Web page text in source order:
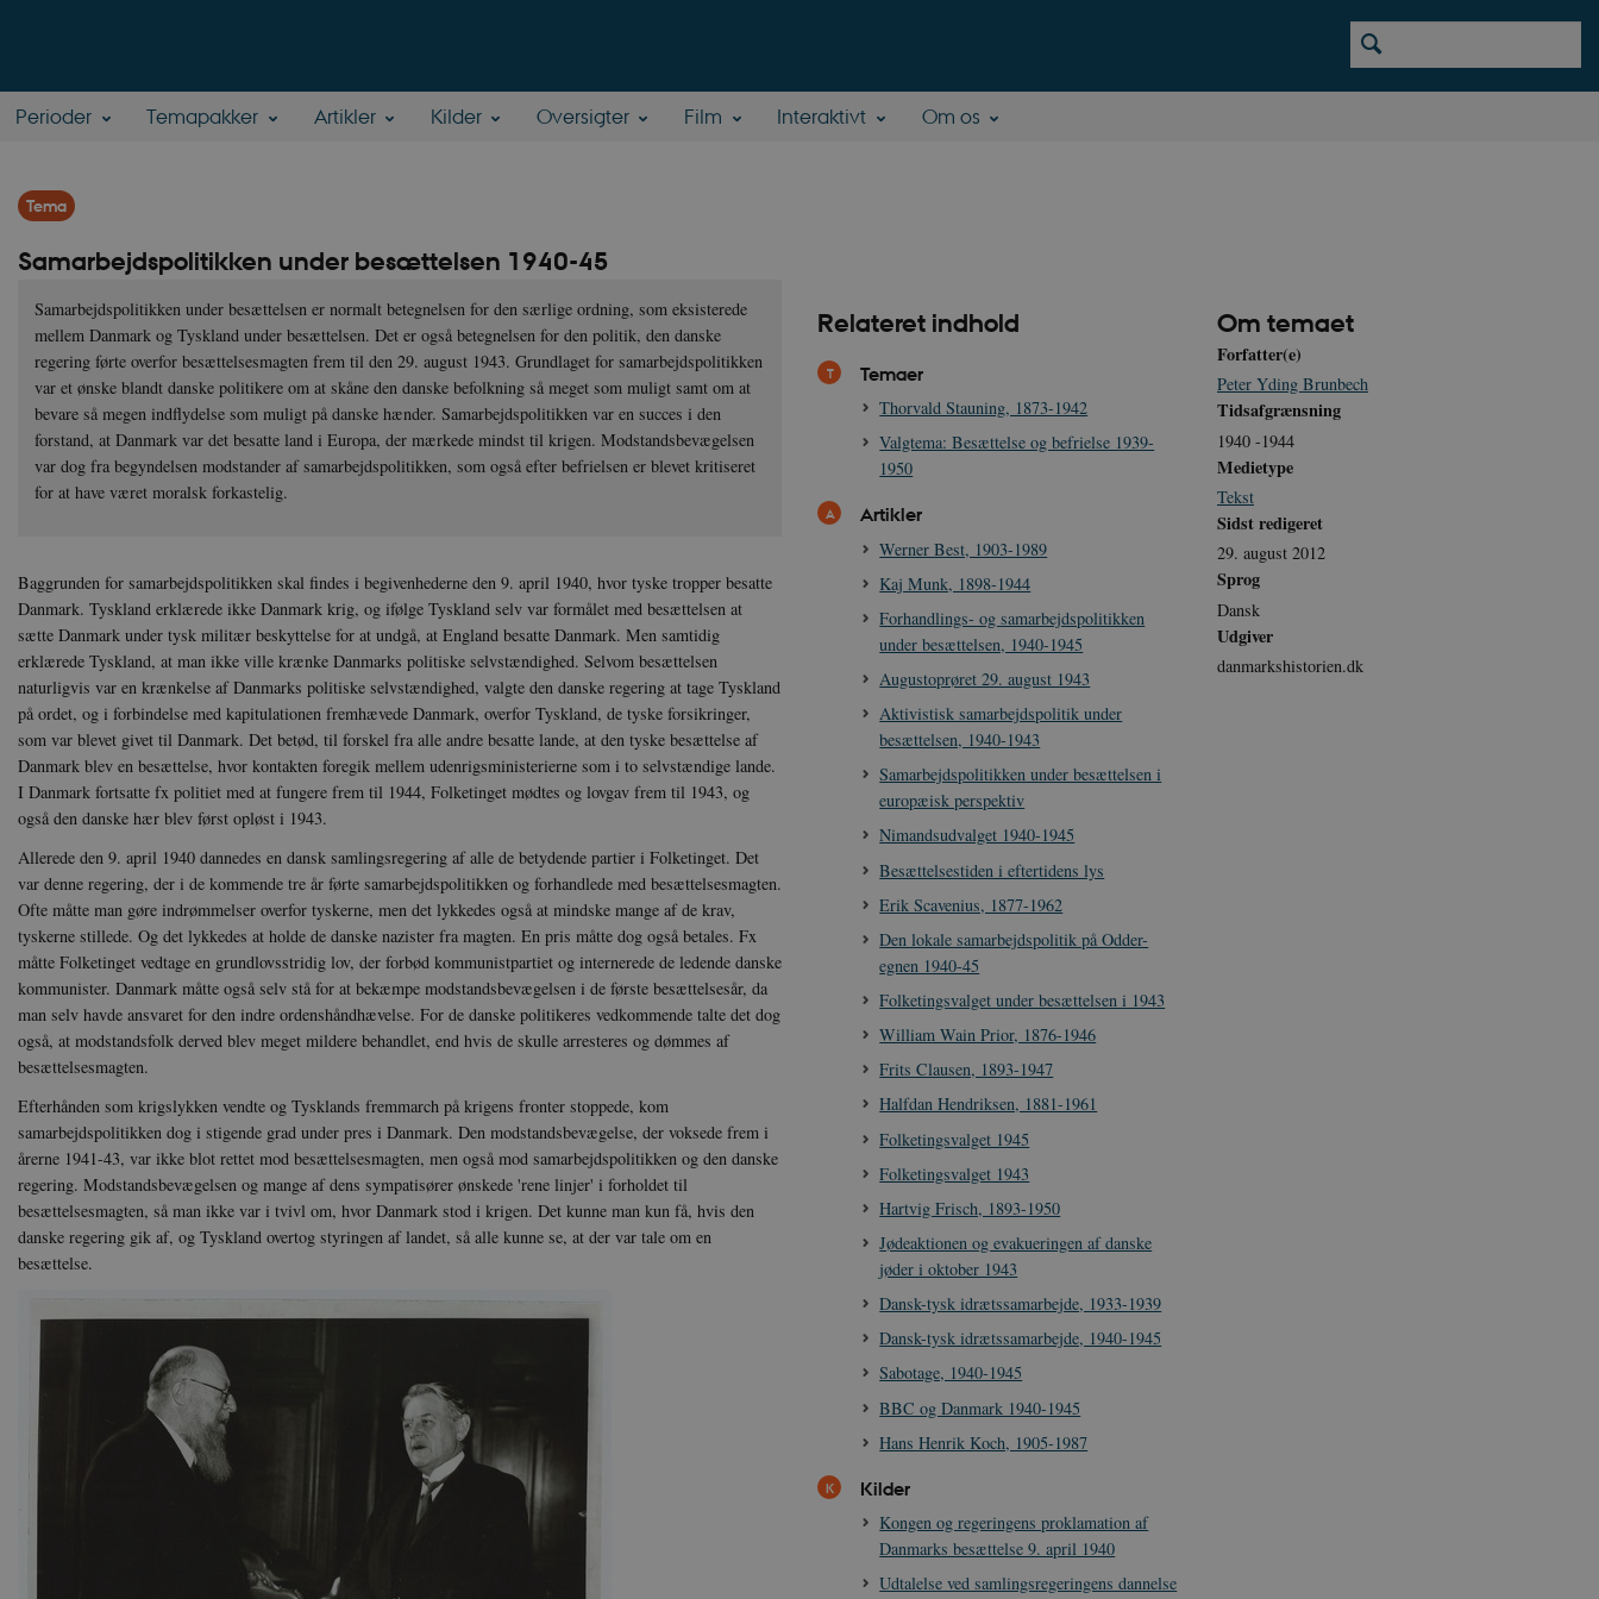
Perioder Temapakker Artikler Kilder Oversigter Film Interaktivt Om os
Tema
Samarbejdspolitikken under besættelsen 1940-45
Samarbejdspolitikken under besættelsen er normalt betegnelsen for den særlige ordning, som eksisterede
mellem Danmark og Tyskland under besættelsen. Det er også betegnelsen for den politik, den danske
regering førte overfor besættelsesmagten frem til den 29. august 1943. Grundlaget for samarbejdspolitikken
var et ønske blandt danske politikere om at skåne den danske befolkning så meget som muligt samt om at
bevare så megen indflydelse som muligt på danske hænder. Samarbejdspolitikken var en succes i den
forstand, at Danmark var det besatte land i Europa, der mærkede mindst til krigen. Modstandsbevægelsen
var dog fra begyndelsen modstander af samarbejdspolitikken, som også efter befrielsen er blevet kritiseret
for at have været moralsk forkastelig.
Baggrunden for samarbejdspolitikken skal findes i begivenhederne den 9. april 1940, hvor tyske tropper besatte
Danmark. Tyskland erklærede ikke Danmark krig, og ifølge Tyskland selv var formålet med besættelsen at
sætte Danmark under tysk militær beskyttelse for at undgå, at England besatte Danmark. Men samtidig
erklærede Tyskland, at man ikke ville krænke Danmarks politiske selvstændighed. Selvom besættelsen
naturligvis var en krænkelse af Danmarks politiske selvstændighed, valgte den danske regering at tage Tyskland
på ordet, og i forbindelse med kapitulationen fremhævede Danmark, overfor Tyskland, de tyske forsikringer,
som var blevet givet til Danmark. Det betød, til forskel fra alle andre besatte lande, at den tyske besættelse af
Danmark blev en besættelse, hvor kontakten foregik mellem udenrigsministerierne som i to selvstændige lande.
I Danmark fortsatte fx politiet med at fungere frem til 1944, Folketinget mødtes og lovgav frem til 1943, og
også den danske hær blev først opløst i 1943.
Allerede den 9. april 1940 dannedes en dansk samlingsregering af alle de betydende partier i Folketinget. Det
var denne regering, der i de kommende tre år førte samarbejdspolitikken og forhandlede med besættelsesmagten.
Ofte måtte man gøre indrømmelser overfor tyskerne, men det lykkedes også at mindske mange af de krav,
tyskerne stillede. Og det lykkedes at holde de danske nazister fra magten. En pris måtte dog også betales. Fx
måtte Folketinget vedtage en grundlovsstridig lov, der forbød kommunistpartiet og internerede de ledende danske
kommunister. Danmark måtte også selv stå for at bekæmpe modstandsbevægelsen i de første besættelsesår, da
man selv havde ansvaret for den indre ordenshåndhævelse. For de danske politikeres vedkommende talte det dog
også, at modstandsfolk derved blev meget mildere behandlet, end hvis de skulle arresteres og dømmes af
besættelsesmagten.
Efterhånden som krigslykken vendte og Tysklands fremmarch på krigens fronter stoppede, kom
samarbejdspolitikken dog i stigende grad under pres i Danmark. Den modstandsbevægelse, der voksede frem i
årerne 1941-43, var ikke blot rettet mod besættelsesmagten, men også mod samarbejdspolitikken og den danske
regering. Modstandsbevægelsen og mange af dens sympatisører ønskede 'rene linjer' i forholdet til
besættelsesmagten, så man ikke var i tvivl om, hvor Danmark stod i krigen. Det kunne man kun få, hvis den
danske regering gik af, og Tyskland overtog styringen af landet, så alle kunne se, at der var tale om en
besættelse.
Relateret indhold
Temaer
Thorvald Stauning, 1873-1942
Valgtema: Besættelse og befrielse 1939-
1950
Artikler
Werner Best, 1903-1989
Kaj Munk, 1898-1944
Forhandlings- og samarbejdspolitikken
under besættelsen, 1940-1945
Augustoprøret 29. august 1943
Aktivistisk samarbejdspolitik under
besættelsen, 1940-1943
Samarbejdspolitikken under besættelsen i
europæisk perspektiv
Nimandsudvalget 1940-1945
Besættelsestiden i eftertidens lys
Erik Scavenius, 1877-1962
Den lokale samarbejdspolitik på Odder-
egnen 1940-45
Folketingsvalget under besættelsen i 1943
William Wain Prior, 1876-1946
Frits Clausen, 1893-1947
Halfdan Hendriksen, 1881-1961
Folketingsvalget 1945
Folketingsvalget 1943
Hartvig Frisch, 1893-1950
Jødeaktionen og evakueringen af danske
jøder i oktober 1943
Dansk-tysk idrætssamarbejde, 1933-1939
Dansk-tysk idrætssamarbejde, 1940-1945
Sabotage, 1940-1945
BBC og Danmark 1940-1945
Hans Henrik Koch, 1905-1987
Kilder
Kongen og regeringens proklamation af
Danmarks besættelse 9. april 1940
Udtalelse ved samlingsregeringens dannelse
Om temaet
Forfatter(e)
Peter Yding Brunbech
Tidsafgrænsning
1940 -1944
Medietype
Tekst
Sidst redigeret
29. august 2012
Sprog
Dansk
Udgiver
danmarkshistorien.dk